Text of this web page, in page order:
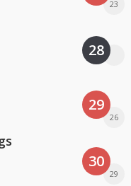
23
28
29
26
30
29